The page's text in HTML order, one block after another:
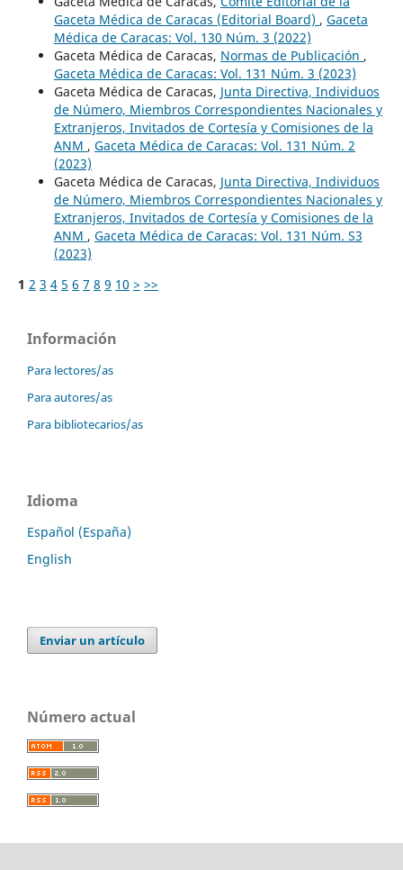
Gaceta Médica de Caracas (Editorial Board) , Gaceta
Médica de Caracas: Vol. 130 Núm. 3 (2022)
Gaceta Médica de Caracas, Normas de Publicación ,
Gaceta Médica de Caracas: Vol. 131 Núm. 3 (2023)
Gaceta Médica de Caracas, Junta Directiva, Individuos
de Número, Miembros Correspondientes Nacionales y
Extranjeros, Invitados de Cortesía y Comisiones de la
ANM , Gaceta Médica de Caracas: Vol. 131 Núm. 2
(2023)
Gaceta Médica de Caracas, Junta Directiva, Individuos
de Número, Miembros Correspondientes Nacionales y
Extranjeros, Invitados de Cortesía y Comisiones de la
ANM , Gaceta Médica de Caracas: Vol. 131 Núm. S3
(2023)
1 2 3 4 5 6 7 8 9 10 > >>
Información
Para lectores/as
Para autores/as
Para bibliotecarios/as
Idioma
Español (España)
English
Enviar un artículo
Número actual